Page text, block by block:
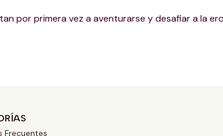
por primera vez a aventurarse y desafiar a la
Frecuentes